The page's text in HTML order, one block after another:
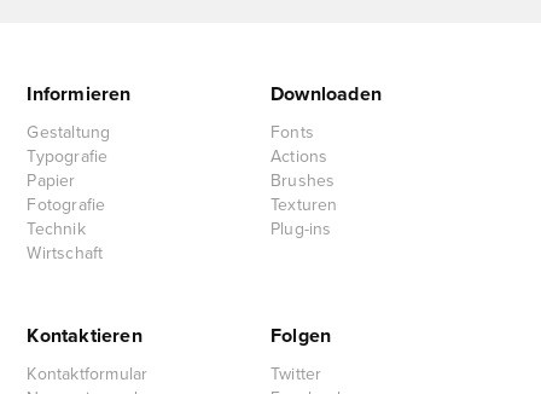
Informieren
Gestaltung
Typografie
Papier
Fotografie
Technik
Wirtschaft
Downloaden
Fonts
Actions
Brushes
Texturen
Plug-ins
Kontaktieren
Kontaktformular
Folgen
Twitter